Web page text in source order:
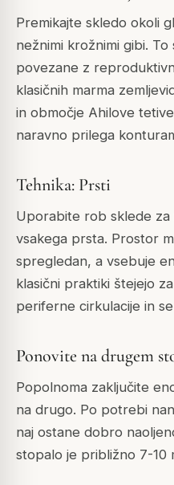
Premikajte skledo okoli
nežnimi krožnimi gibi.
povezane z
klasičnih marma
in območje Ahilove
naravno prilega
Tehnika: Prsti
Uporabite rob sklede za
vsakega prsta. Prostor
spregledan, a vsebuje
klasični praktiki štejejo
periferne cirkulacije in
Ponovite na drugem
Popolnoma zaključite
na drugo. Po potrebi
naj ostane dobro
stopalo je približno 7-10